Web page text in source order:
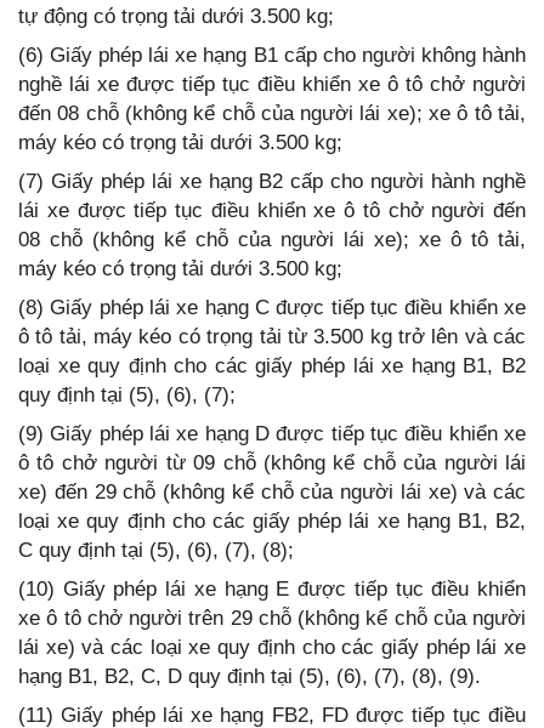
tự động có trọng tải dưới 3.500 kg;
(6) Giấy phép lái xe hạng B1 cấp cho người không hành
nghề lái xe được tiếp tục điều khiển xe ô tô chở người
đến 08 chỗ (không kể chỗ của người lái xe); xe ô tô tải,
máy kéo có trọng tải dưới 3.500 kg;
(7) Giấy phép lái xe hạng B2 cấp cho người hành nghề
lái xe được tiếp tục điều khiển xe ô tô chở người đến
08 chỗ (không kể chỗ của người lái xe); xe ô tô tải,
máy kéo có trọng tải dưới 3.500 kg;
(8) Giấy phép lái xe hạng C được tiếp tục điều khiển xe
ô tô tải, máy kéo có trọng tải từ 3.500 kg trở lên và các
loại xe quy định cho các giấy phép lái xe hạng B1, B2
quy định tại (5), (6), (7);
(9) Giấy phép lái xe hạng D được tiếp tục điều khiển xe
ô tô chở người từ 09 chỗ (không kể chỗ của người lái
xe) đến 29 chỗ (không kể chỗ của người lái xe) và các
loại xe quy định cho các giấy phép lái xe hạng B1, B2,
C quy định tại (5), (6), (7), (8);
(10) Giấy phép lái xe hạng E được tiếp tục điều khiển
xe ô tô chở người trên 29 chỗ (không kể chỗ của người
lái xe) và các loại xe quy định cho các giấy phép lái xe
hạng B1, B2, C, D quy định tại (5), (6), (7), (8), (9).
(11) Giấy phép lái xe hạng FB2, FD được tiếp tục điều